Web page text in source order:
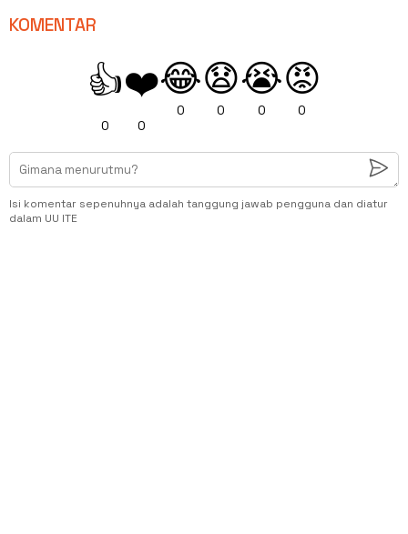
KOMENTAR
👍
0
❤️
0
😂
0
😧
0
😭
0
😡
0
Isi komentar sepenuhnya adalah tanggung jawab pengguna dan diatur
dalam UU ITE